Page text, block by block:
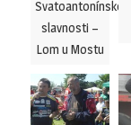
Svatoantonínské
slavnosti –
Lom u Mostu